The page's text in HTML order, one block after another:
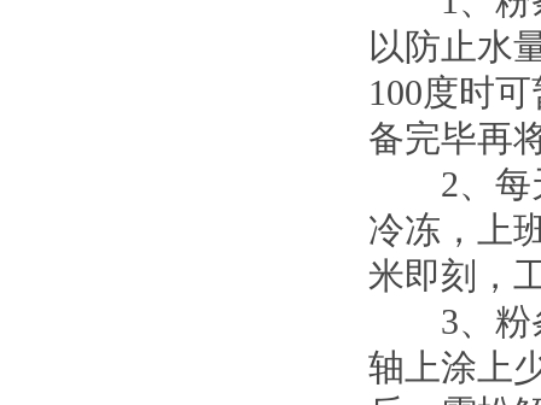
以防止水
100度时
备完毕再
2、每天
冷冻，上
米即刻，
3、粉条
轴上涂上